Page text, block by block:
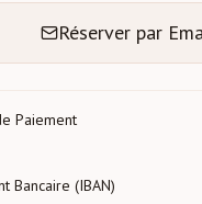
Réserver par
Paiement
Bancaire (IBAN)